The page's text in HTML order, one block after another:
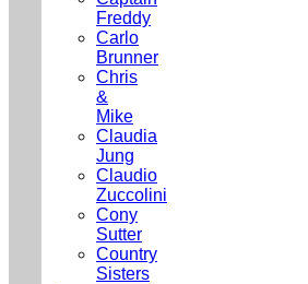
Freddy
Carlo
Brunner
Chris
&
Mike
Claudia
Jung
Claudio
Zuccolini
Cony
Sutter
Country
Sisters